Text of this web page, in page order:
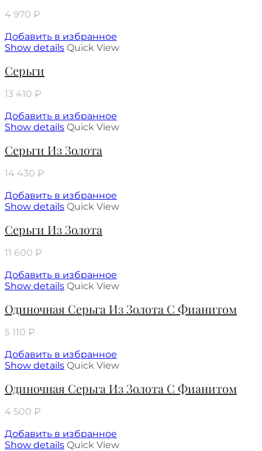
4 970 ₽
Добавить в избранное
Show details Quick View
Серьги
13 410 ₽
Добавить в избранное
Show details Quick View
Серьги Из Золота
14 430 ₽
Добавить в избранное
Show details Quick View
Серьги Из Золота
11 600 ₽
Добавить в избранное
Show details Quick View
Одиночная Серьга Из Золота С Фианитом
5 110 ₽
Добавить в избранное
Show details Quick View
Одиночная Серьга Из Золота С Фианитом
4 500 ₽
Добавить в избранное
Show details Quick View